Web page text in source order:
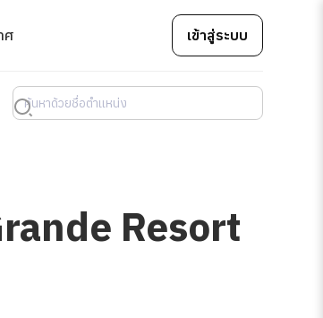
ศ เข้าสู่ระบบ
Resort